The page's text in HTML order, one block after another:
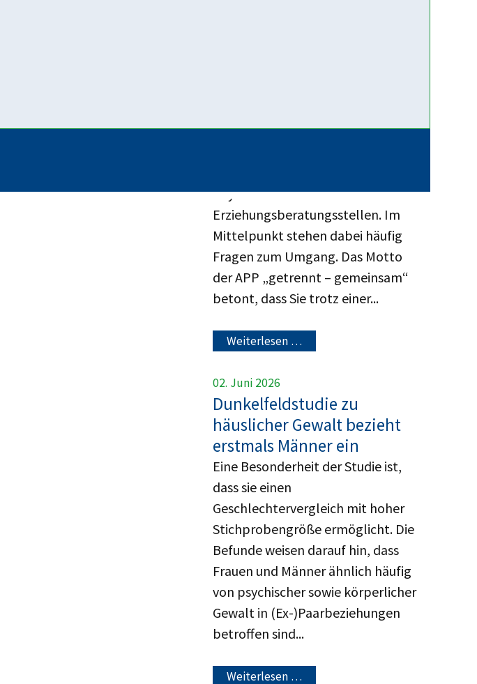
Trennung und Scheidung gehören
bayerischen
Erziehungsberatungsstellen. Im
Mittelpunkt stehen dabei häufig
Fragen zum Umgang. Das Motto
der APP „getrennt – gemeinsam“
betont, dass Sie trotz einer...
Weiterlesen …
02. Juni 2026
Dunkelfeldstudie zu
häuslicher Gewalt bezieht
erstmals Männer ein
Eine Besonderheit der Studie ist,
dass sie einen
Geschlechtervergleich mit hoher
Stichprobengröße ermöglicht. Die
Befunde weisen darauf hin, dass
Frauen und Männer ähnlich häufig
von psychischer sowie körperlicher
Gewalt in (Ex-)Paarbeziehungen
betroffen sind...
Weiterlesen …